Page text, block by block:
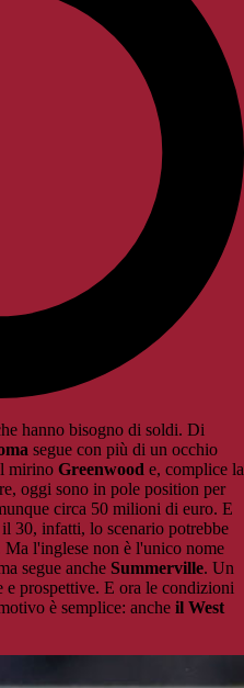
hanno bisogno di soldi. Di
segue con più di un occhio
mirino Greenwood e, complice la
oggi sono in pole position per
circa 50 milioni di euro. E
30, infatti, lo scenario potrebbe
Ma l'inglese non è l'unico nome
segue anche Summerville. Un
e prospettive. E ora le condizioni
è semplice: anche il West